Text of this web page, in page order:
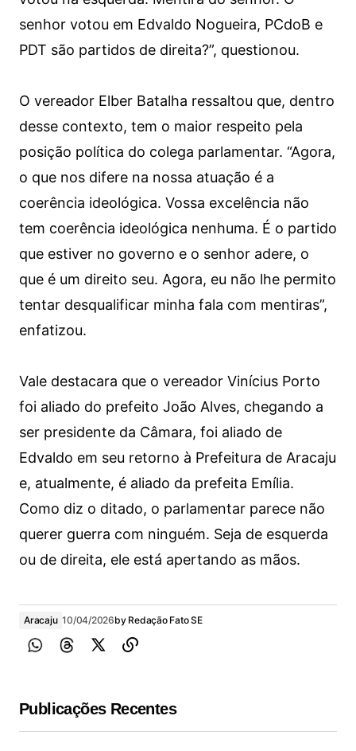
senhor votou em Edvaldo Nogueira, PCdoB e
PDT são partidos de direita?”, questionou.
O vereador Elber Batalha ressaltou que, dentro
desse contexto, tem o maior respeito pela
posição política do colega parlamentar. “Agora,
o que nos difere na nossa atuação é a
coerência ideológica. Vossa excelência não
tem coerência ideológica nenhuma. É o partido
que estiver no governo e o senhor adere, o
que é um direito seu. Agora, eu não lhe permito
tentar desqualificar minha fala com mentiras”,
enfatizou.
Vale destacara que o vereador Vinícius Porto
foi aliado do prefeito João Alves, chegando a
ser presidente da Câmara, foi aliado de
Edvaldo em seu retorno à Prefeitura de Aracaju
e, atualmente, é aliado da prefeita Emília.
Como diz o ditado, o parlamentar parece não
querer guerra com ninguém. Seja de esquerda
ou de direita, ele está apertando as mãos.
Aracaju 10/04/2026by Redação Fato SE
Publicações Recentes